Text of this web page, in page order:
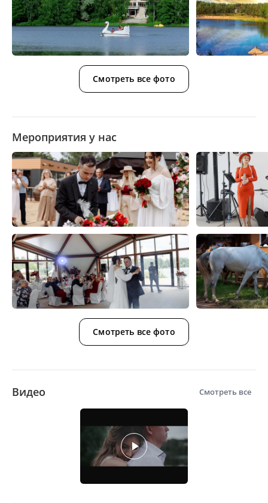
Смотреть все фото
Мероприятия у нас
Смотреть все фото
Видео Смотреть все